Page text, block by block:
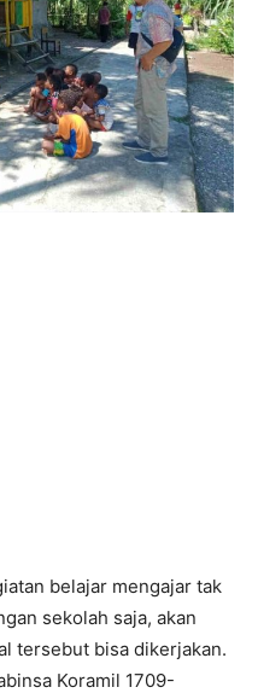
belajar mengajar tak
sekolah saja, akan
tersebut bisa dikerjakan.
Koramil 1709-